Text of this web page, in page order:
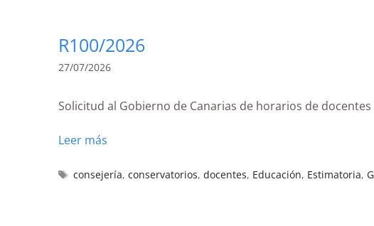
R100/2026
27/07/2026
Solicitud al Gobierno de Canarias de horarios de
Leer más
consejería,conservatorios,docentes, Educación, Estimatoria,